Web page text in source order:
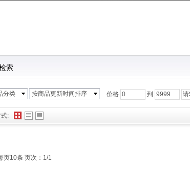
:
页10条 页次：1/1
索
分类 按商品更新时间排序 价格 到